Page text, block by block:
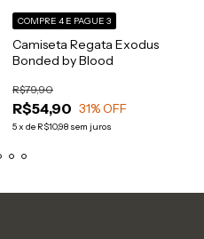
Camiseta Regata Exodus
Bonded by Blood
R$54,90
R$79,90
31% OFF
5x de R$10,98 sem juros
COMPRE 4 E PAGUE 3